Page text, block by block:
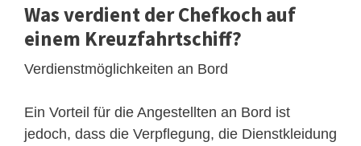
Was verdient der Chefkoch auf
einem Kreuzfahrtschiff?
Verdienstmöglichkeiten an Bord
Ein Vorteil für die Angestellten an Bord ist
jedoch, dass die Verpflegung, die Dienstkleidung